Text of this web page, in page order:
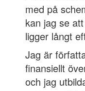
med på
kan jag se
ligger långt
Jag är
finansiellt
och jag